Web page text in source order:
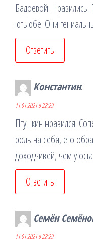
Бадоевой.
ютьюбе. Они
Ответить
Константин:
11.01.2021 в 22:29
Птушкин нравился.
роль на себя, его
доходчивей, чем у
Ответить
Семён
11.01.2021 в 22:29